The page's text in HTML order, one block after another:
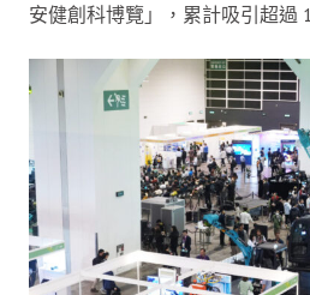
安健創科博覽」，累計吸引超過